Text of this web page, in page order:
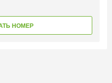
НОМЕР